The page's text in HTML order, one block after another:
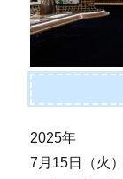
2025年
7月15日（火